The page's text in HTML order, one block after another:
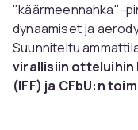
"käärmeennahka"-
dynaamiset ja
Suunniteltu
virallisiin otteluihin
(IFF) ja CFbU:n